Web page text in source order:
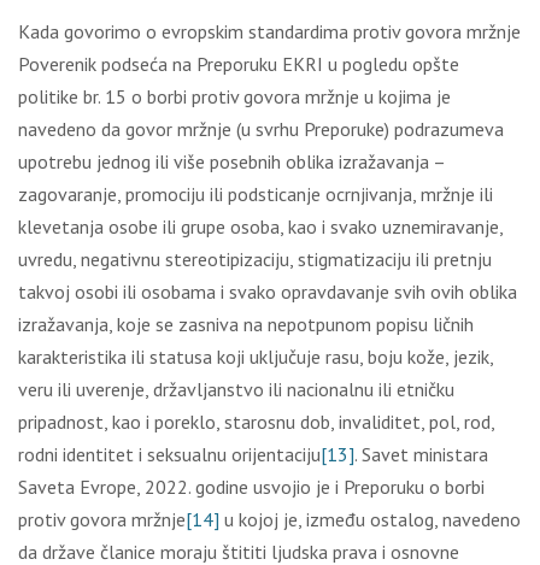
Kada govorimo o evropskim standardima protiv govora mržnje
Poverenik podseća na Preporuku EKRI u pogledu opšte
politike br. 15 o borbi protiv govora mržnje u kojima je
navedeno da govor mržnje (u svrhu Preporuke) podrazumeva
upotrebu jednog ili više posebnih oblika izražavanja –
zagovaranje, promociju ili podsticanje ocrnjivanja, mržnje ili
klevetanja osobe ili grupe osoba, kao i svako uznemiravanje,
uvredu, negativnu stereotipizaciju, stigmatizaciju ili pretnju
takvoj osobi ili osobama i svako opravdavanje svih ovih oblika
izražavanja, koje se zasniva na nepotpunom popisu ličnih
karakteristika ili statusa koji uključuje rasu, boju kože, jezik,
veru ili uverenje, državljanstvo ili nacionalnu ili etničku
pripadnost, kao i poreklo, starosnu dob, invaliditet, pol, rod,
rodni identitet i seksualnu orijentaciju[13]. Savet ministara
Saveta Evrope, 2022. godine usvojio je i Preporuku o borbi
protiv govora mržnje[14] u kojoj je, između ostalog, navedeno
da države članice moraju štititi ljudska prava i osnovne